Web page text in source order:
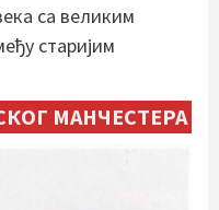
са великим
старијим
МАНЧЕСТЕРА